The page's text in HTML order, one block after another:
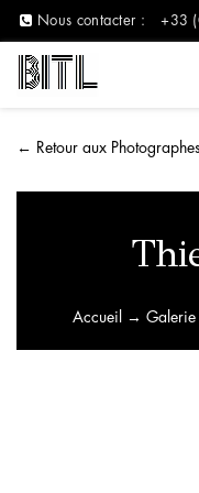
Nous contacter : +33
← Retour aux Photographes
Accueil → Galerie